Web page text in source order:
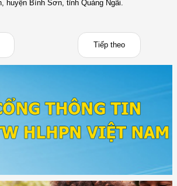
huyện Bình Sơn, tỉnh Quảng Ngãi.
Tiếp theo